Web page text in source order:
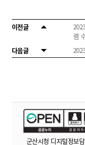
이전글
램
다음글
군산시청 디지털정보